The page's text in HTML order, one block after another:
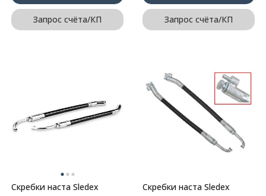
Запрос счёта/КП Запрос счёта/КП
Скребки наста Sledex Скребки наста Sledex